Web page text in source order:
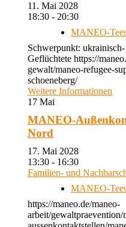
11. Mai 2028
18:30 - 20:30
MANEO-
Schwerpunkt:
Geflüchtete https://
gewalt/maneo-refugee-
schoeneberg/
Weitere Informationen
17 Mai
MANEO-
Nord
17. Mai 2028
13:30 - 16:30
Familien- und
MANEO-
https://maneo.de/maneo-
arbeit/gewaltpraevention/